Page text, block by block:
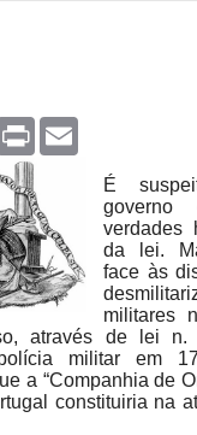
Print
É
governo
verdades
da lei.
face às
militares
através de lei n.
militar em
a “Companhia de
constituiria na